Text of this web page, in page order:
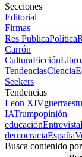
Secciones
Editorial
Firmas
Res PublicaPolítica
Carrón
CulturaFicción
TendenciasCiencia
Seekers
Tendencias
Leon XIVguerra
IATrumpopinión
educaciónEntrevista
democraciaEspaña
Busca contenido